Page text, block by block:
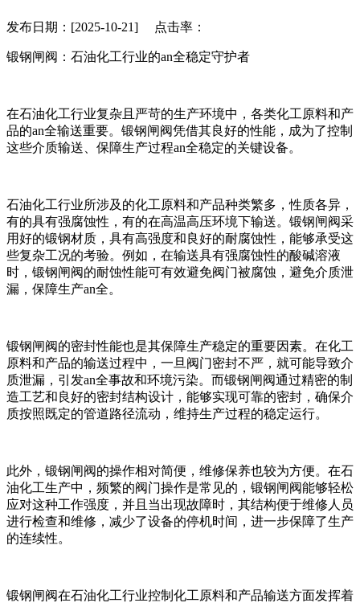
发布日期：[2025-10-21] 点击率：
锻钢闸阀：石油化工行业的an全稳定守护者
在石油化工行业复杂且严苛的生产环境中，各类化工原料和产
品的an全输送重要。锻钢闸阀凭借其良好的性能，成为了控制
这些介质输送、保障生产过程an全稳定的关键设备。
石油化工行业所涉及的化工原料和产品种类繁多，性质各异，
有的具有强腐蚀性，有的在高温高压环境下输送。锻钢闸阀采
用好的锻钢材质，具有高强度和良好的耐腐蚀性，能够承受这
些复杂工况的考验。例如，在输送具有强腐蚀性的酸碱溶液
时，锻钢闸阀的耐蚀性能可有效避免阀门被腐蚀，避免介质泄
漏，保障生产an全。
锻钢闸阀的密封性能也是其保障生产稳定的重要因素。在化工
原料和产品的输送过程中，一旦阀门密封不严，就可能导致介
质泄漏，引发an全事故和环境污染。而锻钢闸阀通过精密的制
造工艺和良好的密封结构设计，能够实现可靠的密封，确保介
质按照既定的管道路径流动，维持生产过程的稳定运行。
此外，锻钢闸阀的操作相对简便，维修保养也较为方便。在石
油化工生产中，频繁的阀门操作是常见的，锻钢闸阀能够轻松
应对这种工作强度，并且当出现故障时，其结构便于维修人员
进行检查和维修，减少了设备的停机时间，进一步保障了生产
的连续性。
锻钢闸阀在石油化工行业控制化工原料和产品输送方面发挥着